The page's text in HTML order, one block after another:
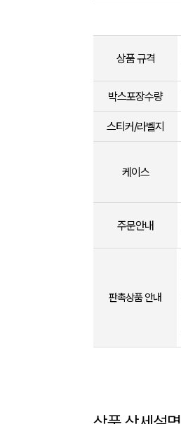
상품 규격
박스포장수량
스티커/라벨지
케이스
주문안내
판촉상품 안내